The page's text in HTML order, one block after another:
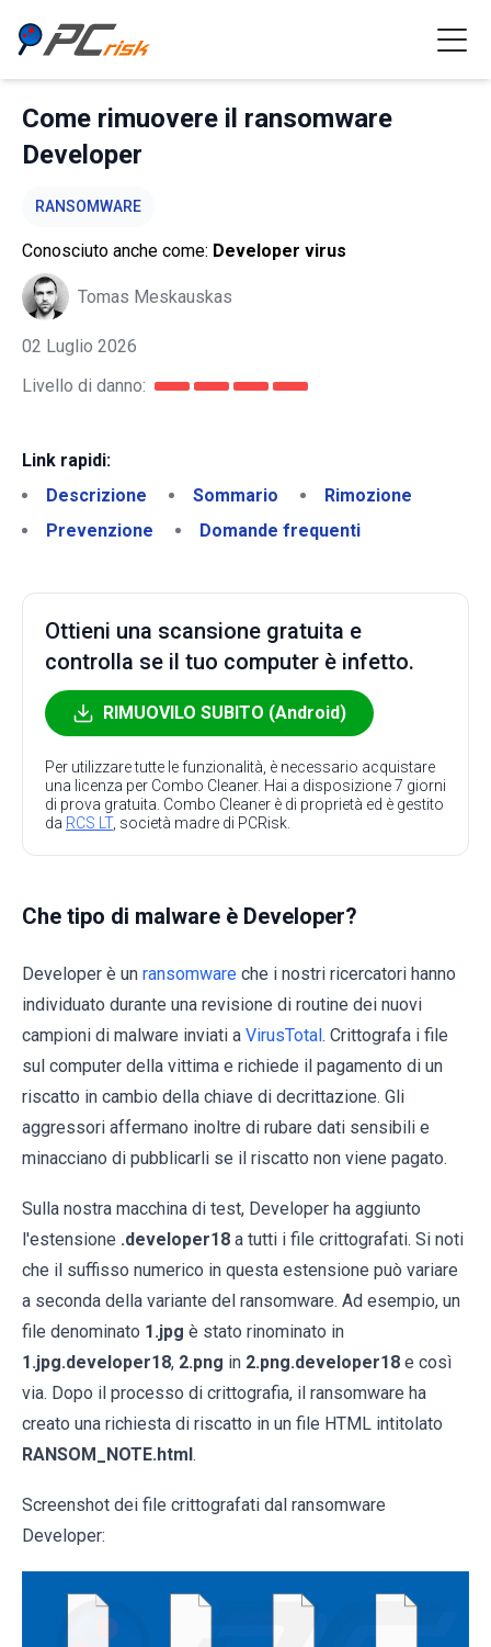
Come rimuovere il ransomware
Developer
RANSOMWARE
Conosciuto anche come: Developer virus
Tomas Meskauskas
02 Luglio 2026
Livello di danno:
Link rapidi:
Descrizione
Sommario
Rimozione
Prevenzione
Domande frequenti
Ottieni una scansione gratuita e
controlla se il tuo computer è infetto.
RIMUOVILO SUBITO (Android)
Per utilizzare tutte le funzionalità, è necessario acquistare
una licenza per Combo Cleaner. Hai a disposizione 7 giorni
di prova gratuita. Combo Cleaner è di proprietà ed è gestito
da RCS LT, società madre di PCRisk.
Che tipo di malware è Developer?
Developer è un ransomware che i nostri ricercatori hanno
individuato durante una revisione di routine dei nuovi
campioni di malware inviati a VirusTotal. Crittografa i file
sul computer della vittima e richiede il pagamento di un
riscatto in cambio della chiave di decrittazione. Gli
aggressori affermano inoltre di rubare dati sensibili e
minacciano di pubblicarli se il riscatto non viene pagato.
Sulla nostra macchina di test, Developer ha aggiunto
l'estensione .developer18 a tutti i file crittografati. Si noti
che il suffisso numerico in questa estensione può variare
a seconda della variante del ransomware. Ad esempio, un
file denominato 1.jpg è stato rinominato in
1.jpg.developer18, 2.png in 2.png.developer18 e così
via. Dopo il processo di crittografia, il ransomware ha
creato una richiesta di riscatto in un file HTML intitolato
RANSOM_NOTE.html.
Screenshot dei file crittografati dal ransomware
Developer: